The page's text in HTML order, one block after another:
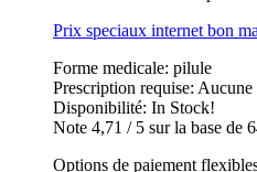
Prix speciaux internet bon
Forme medicale: pilule
Prescription requise:
Disponibilité: In Stock!
Note 4,71 / 5 sur la base de
Options de paiement